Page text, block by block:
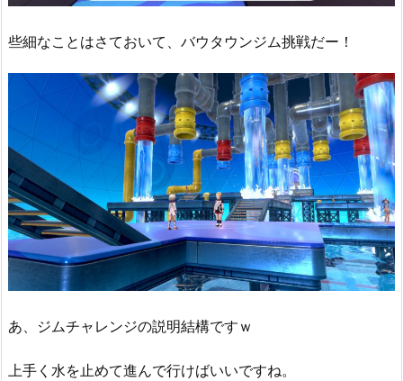
些細なことはさておいて、バウタウンジム挑戦だー！
あ、ジムチャレンジの説明結構ですｗ
上手く水を止めて進んで行けばいいですね。